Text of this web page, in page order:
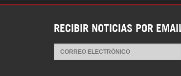
RECIBIR NOTICIAS POR EMAIL